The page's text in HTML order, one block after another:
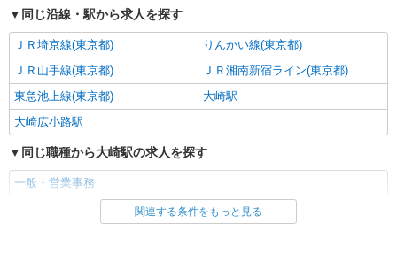
同じ沿線・駅から求人を探す
ＪＲ埼京線(東京都)
りんかい線(東京都)
ＪＲ山手線(東京都)
ＪＲ湘南新宿ライン(東京都)
東急池上線(東京都)
大崎駅
大崎広小路駅
同じ職種から大崎駅の求人を探す
一般・営業事務
同じ雇用形態から大崎駅の求人を探す
関連する条件をもっと見る